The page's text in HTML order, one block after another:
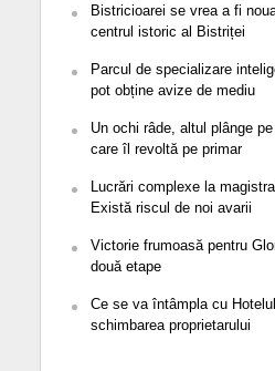
Bistricioarei se vrea a fi
centrul istoric al Bistriței
Parcul de specializare
pot obține avize de mediu
Un ochi râde, altul plânge
care îl revoltă pe primar
Lucrări complexe la
Există riscul de noi avarii
Victorie frumoasă pentru
două etape
Ce se va întâmpla cu
schimbarea proprietarului